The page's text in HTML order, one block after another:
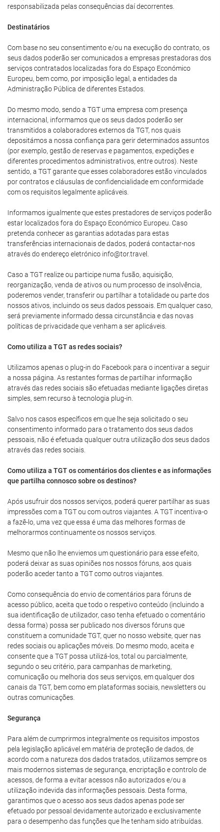
responsabilizada pelas consequências daí decorrentes.
Destinatários
Com base no seu consentimento e/ou na execução do contrato, os
seus dados poderão ser comunicados a empresas prestadoras dos
serviços contratados localizadas fora do Espaço Económico
Europeu, bem como, por imposição legal, a entidades da
Administração Pública de diferentes Estados.
Do mesmo modo, sendo a TGT uma empresa com presença
internacional, informamos que os seus dados poderão ser
transmitidos a colaboradores externos da TGT, nos quais
depositámos a nossa confiança para gerir determinados assuntos
(por exemplo, gestão de reservas e pagamentos, expedições e
diferentes procedimentos administrativos, entre outros). Neste
sentido, a TGT garante que esses colaboradores estão vinculados
por contratos e cláusulas de confidencialidade em conformidade
com os requisitos legalmente aplicáveis.
Informamos igualmente que estes prestadores de serviços poderão
estar localizados fora do Espaço Económico Europeu. Caso
pretenda conhecer as garantias adotadas para estas
transferências internacionais de dados, poderá contactar-nos
através do endereço eletrónico info@tor.travel.
Caso a TGT realize ou participe numa fusão, aquisição,
reorganização, venda de ativos ou num processo de insolvência,
poderemos vender, transferir ou partilhar a totalidade ou parte dos
nossos ativos, incluindo os seus dados pessoais. Em qualquer caso,
será previamente informado dessa circunstância e das novas
políticas de privacidade que venham a ser aplicáveis.
Como utiliza a TGT as redes sociais?
Utilizamos apenas o plug-in do Facebook para o incentivar a seguir
a nossa página. As restantes formas de partilhar informação
através das redes sociais são efetuadas mediante ligações diretas
simples, sem recurso à tecnologia plug-in.
Salvo nos casos específicos em que lhe seja solicitado o seu
consentimento informado para o tratamento dos seus dados
pessoais, não é efetuada qualquer outra utilização dos seus dados
através das redes sociais.
Como utiliza a TGT os comentários dos clientes e as informações
que partilha connosco sobre os destinos?
Após usufruir dos nossos serviços, poderá querer partilhar as suas
impressões com a TGT ou com outros viajantes. A TGT incentiva-o
a fazê-lo, uma vez que essa é uma das melhores formas de
melhorarmos continuamente os nossos serviços.
Mesmo que não lhe enviemos um questionário para esse efeito,
poderá deixar as suas opiniões nos nossos fóruns, aos quais
poderão aceder tanto a TGT como outros viajantes.
Como consequência do envio de comentários para fóruns de
acesso público, aceita que todo o respetivo conteúdo (incluindo a
sua identificação de utilizador, caso tenha efetuado o comentário
dessa forma) possa ser publicado nos diversos fóruns que
constituem a comunidade TGT, quer no nosso website, quer nas
redes sociais ou aplicações móveis. Do mesmo modo, aceita e
consente que a TGT possa utilizá-los, total ou parcialmente,
segundo o seu critério, para campanhas de marketing,
comunicação ou melhoria dos seus serviços, em qualquer dos
canais da TGT, bem como em plataformas sociais, newsletters ou
outras comunicações.
Segurança
Para além de cumprirmos integralmente os requisitos impostos
pela legislação aplicável em matéria de proteção de dados, de
acordo com a natureza dos dados tratados, utilizamos sempre os
mais modernos sistemas de segurança, encriptação e controlo de
acessos, de forma a evitar acessos não autorizados e/ou a
utilização indevida das informações pessoais. Desta forma,
garantimos que o acesso aos seus dados apenas pode ser
efetuado por pessoal devidamente autorizado e exclusivamente
para o desempenho das funções que lhe tenham sido atribuídas.